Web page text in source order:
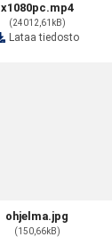
x1080pc.mp4
(24012,61kB)
Lataa tiedosto
ohjelma.jpg
(150,66kB)